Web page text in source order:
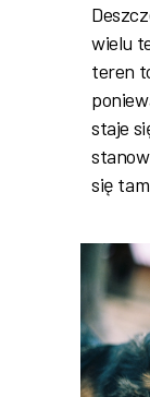
wielu
teren
staje
się